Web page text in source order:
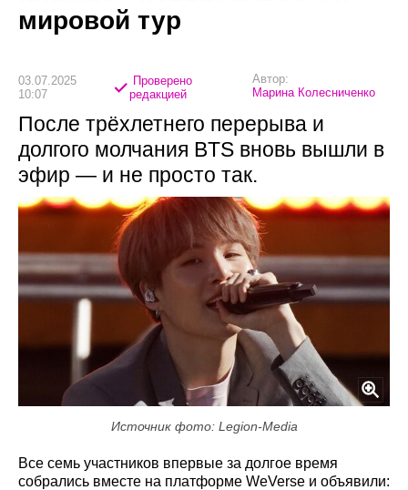
мировой тур
03.07.2025
10:07
Проверено
редакцией
Автор:
Марина Колесниченко
После трёхлетнего перерыва и
долгого молчания BTS вновь вышли в
эфир — и не просто так.
Источник фото: Legion-Media
Все семь участников впервые за долгое время
собрались вместе на платформе WeVerse и объявили: